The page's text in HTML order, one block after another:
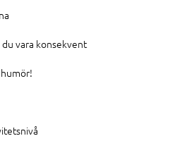
vara konsekvent